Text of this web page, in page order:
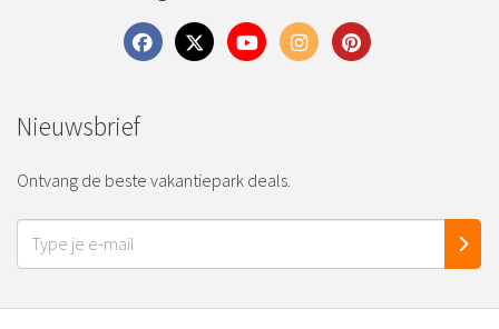
Nieuwsbrief
Ontvang de beste vakantiepark deals.